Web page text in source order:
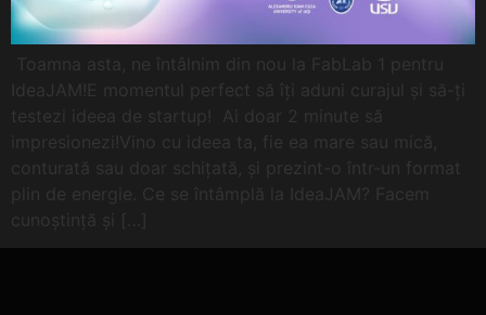
Toamna asta, ne întâlnim din nou la FabLab 1 pentru
IdeaJAM!E momentul perfect să îți aduni curajul și să-ți
testezi ideea de startup! Ai doar 2 minute să
impresionezi!Vino cu ideea ta, fie ea mare sau mică,
conturată sau doar schițată, și prezint-o într-un format
plin de energie. Ce se întâmplă la IdeaJAM? Facem
cunoștință și […]